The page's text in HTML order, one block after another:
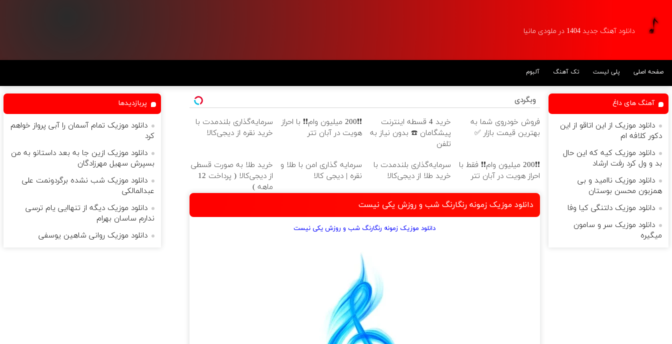
دانلود آهنگ جدید 1404 در ملودی مانیا
صفحه اصلی پلی لیست تک آهنگ آلبوم
وبگردی
فروش خودروی شما به
بهترین قیمت بازار ✅
خرید 4 قسطه اینترنت
پیشگامان ☎️ بدون نیاز به
تلفن
❗❗200 میلیون وام❗❗ با احراز
هویت در آبان تتر
سرمایه‌گذاری بلندمدت با
خرید نقره از دیجی‌کالا
❗❗200 میلیون وام❗❗ فقط با
احراز هویت در آبان تتر
سرمایه‌گذاری بلندمدت با
خرید طلا از دیجی‌کالا
سرمایه گذاری امن با طلا و
نقره | دیجی کالا
خرید طلا به صورت قسطی
از دیجی‌کالا ( پرداخت 12
ماهه )
دانلود موزیک زمونه رنگارنگ شب و روزش یکی نیست
دانلود موزیک زمونه رنگارنگ شب و روزش یکی نیست
آهنگ های داغ
دانلود موزیک از این اتاقو از این
دکور کلافه ام
دانلود موزیک کیه که این حال
بد و ول کرد رفت ارشاد
دانلود موزیک ناامید و بی
همزبون محسن بوستان
دانلود موزیک دلتنگی کیا وفا
دانلود موزیک سر و سامون
میگیره
پربازدیدها
دانلود موزیک تمام آسمان را آبی پرواز خواهم
کرد
دانلود موزیک ازین جا به بعد داستانو به من
بسپرش سهیل مهرزادگان
دانلود موزیک شب نشده برگردونمت علی
عبدالمالکی
دانلود موزیک دیگه از تنهاایى یام ترسى
ندارم ساسان بهرام
دانلود موزیک روانی شاهین یوسفی